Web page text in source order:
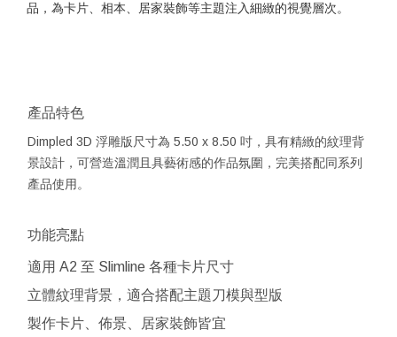
品，為卡片、相本、居家裝飾等主題注入細緻的視覺層次。
產品特色
Dimpled 3D 浮雕版尺寸為 5.50 x 8.50 吋，具有精緻的紋理背
景設計，可營造溫潤且具藝術感的作品氛圍，完美搭配同系列
產品使用。
功能亮點
適用 A2 至 Slimline 各種卡片尺寸
立體紋理背景，適合搭配主題刀模與型版
製作卡片、佈景、居家裝飾皆宜